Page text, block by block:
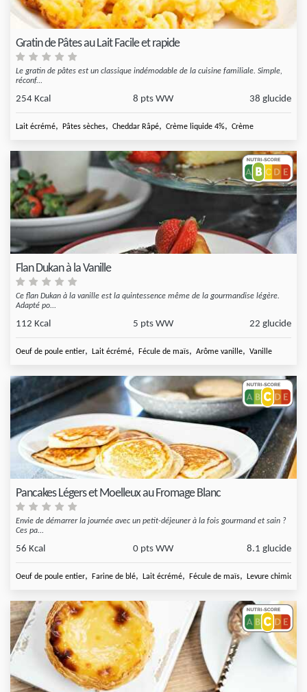
Gratin de Pâtes au Lait Facile et rapide
Le gratin de pâtes est un classique indémodable de la cuisine familiale. Simple,
réconf...
254 Kcal 8 pts WW 38 glucide
Lait écrémé, Pâtes sèches, Cheddar Râpé, Crème liquide 4%, Crème
Flan Dukan à la Vanille
Ce flan Dukan à la vanille est la quintessence même de la gourmandise légère.
Adapté po...
112 Kcal 5 pts WW 22 glucide
Oeuf de poule entier, Lait écrémé, Fécule de maïs, Arôme vanille, Vanille
Pancakes Légers et Moelleux au Fromage Blanc
Envie de démarrer la journée avec un petit-déjeuner à la fois gourmand et sain ?
Ces pa...
56 Kcal 0 pts WW 8.1 glucide
Oeuf de poule entier, Farine de blé, Lait écrémé, Fécule de maïs, Levure chimique